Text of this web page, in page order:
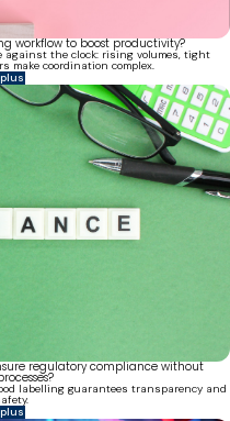
workflow to boost productivity?
against the clock: rising volumes, tight
make coordination complex.
regulatory compliance without
labelling guarantees transparency and